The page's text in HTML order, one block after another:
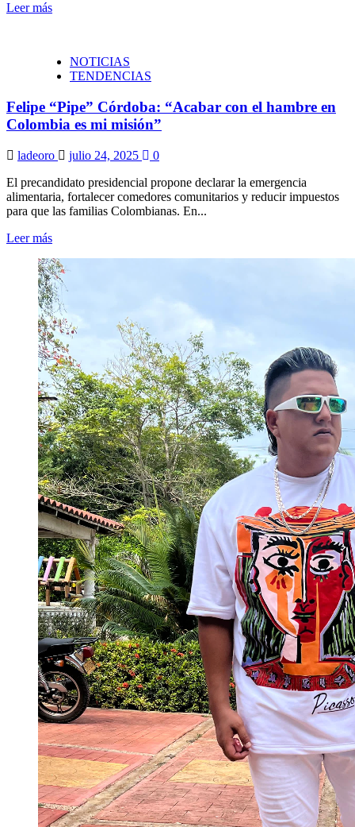
Leer más
NOTICIAS
TENDENCIAS
Felipe “Pipe” Córdoba: “Acabar con el hambre en
Colombia es mi misión”
ladeoro julio 24, 2025
0
El precandidato presidencial propone declarar la emergencia
alimentaria, fortalecer comedores comunitarios y reducir impuestos
para que las familias Colombianas. En...
Leer más